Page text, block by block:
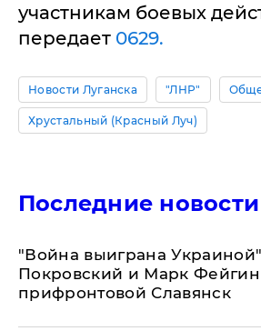
участникам боевых
передает 0629.
Новости Луганска "ЛНР"
Хрустальный (Красный Луч)
Последние новости
"Война выиграна
Покровский и Марк
прифронтовой Славянск